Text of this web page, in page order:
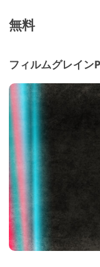
無料
フィルムグレイ